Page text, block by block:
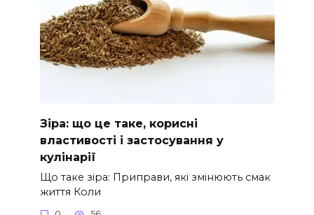
Зіра: що це таке, корисні
властивості і застосування у
кулінарії
Що таке зіра: Приправи, які змінюють смак
життя Коли